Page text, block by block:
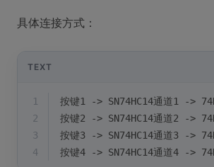
具体连接方式：
TEXT
1
按键1 -> SN74HC14通道1 ->
2
按键2 -> SN74HC14通道2 ->
3
按键3 -> SN74HC14通道3 ->
4
按键4 -> SN74HC14通道4 ->